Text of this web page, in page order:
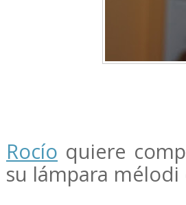
Rocío quiere
su lámpara mélodi